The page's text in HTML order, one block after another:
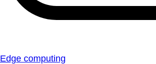
Edge computing